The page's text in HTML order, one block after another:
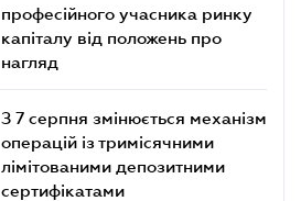
професійного учасника ринку
капіталу від положень про
нагляд
З 7 серпня змінюється механізм
операцій із тримісячними
лімітованими депозитними
сертифікатами